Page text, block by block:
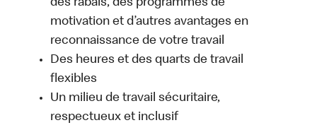
des rabais, des programmes de
motivation et d’autres avantages en
reconnaissance de votre travail
Des heures et des quarts de travail
flexibles
Un milieu de travail sécuritaire,
respectueux et inclusif